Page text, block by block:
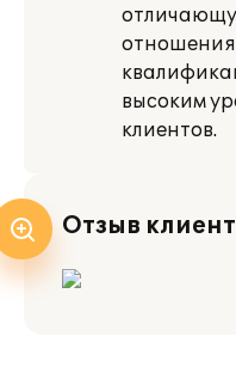
высоким
клиентов.
Отзыв